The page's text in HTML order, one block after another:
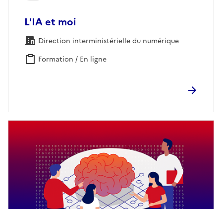
L'IA et moi
Direction interministérielle du numérique
Formation / En ligne